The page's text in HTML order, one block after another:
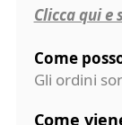
Clicca qui e
Come
Gli ordini
Come